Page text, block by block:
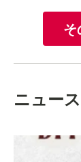
そ
ニュース